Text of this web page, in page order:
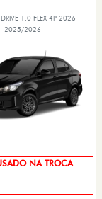
1.0 FLEX 4P 2026
2025/2026
DESCONTO